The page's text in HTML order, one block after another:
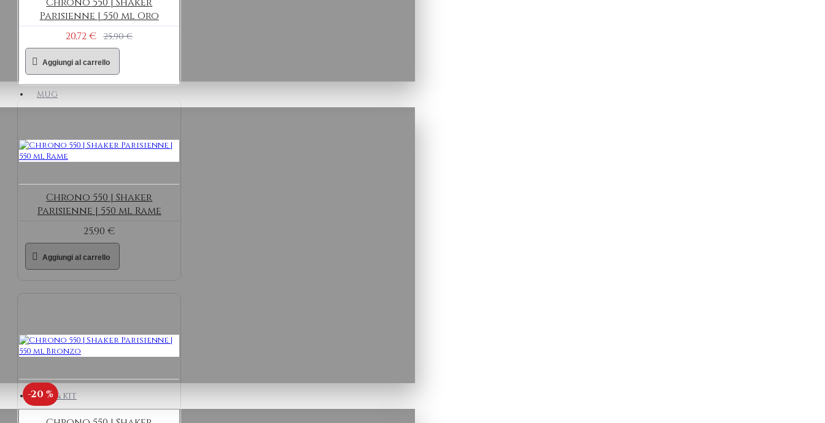
MUG
BAG & KIT
Parisienne | 550 ml Oro
20,72 € 25,90 €
Aggiungi al carrello
Chrono 550 | Shaker
Parisienne | 550 ml Rame
25,90 €
Aggiungi al carrello
-20 %